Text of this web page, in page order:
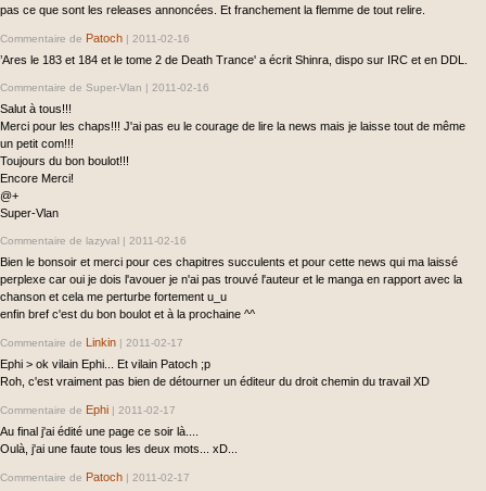
pas ce que sont les releases annoncées. Et franchement la flemme de tout relire.
Commentaire de Patoch | 2011-02-16
’Ares le 183 et 184 et le tome 2 de Death Trance' a écrit Shinra, dispo sur IRC et en DDL.
Commentaire de Super-Vlan | 2011-02-16
Salut à tous!!!
Merci pour les chaps!!! J'ai pas eu le courage de lire la news mais je laisse tout de même
un petit com!!!
Toujours du bon boulot!!!
Encore Merci!
@+
Super-Vlan
Commentaire de lazyval | 2011-02-16
Bien le bonsoir et merci pour ces chapitres succulents et pour cette news qui ma laissé
perplexe car oui je dois l'avouer je n'ai pas trouvé l'auteur et le manga en rapport avec la
chanson et cela me perturbe fortement u_u
enfin bref c'est du bon boulot et à la prochaine ^^
Commentaire de Linkin | 2011-02-17
Ephi > ok vilain Ephi... Et vilain Patoch ;p
Roh, c'est vraiment pas bien de détourner un éditeur du droit chemin du travail XD
Commentaire de Ephi | 2011-02-17
Au final j'ai édité une page ce soir là....
Oulà, j'ai une faute tous les deux mots... xD...
Commentaire de Patoch | 2011-02-17